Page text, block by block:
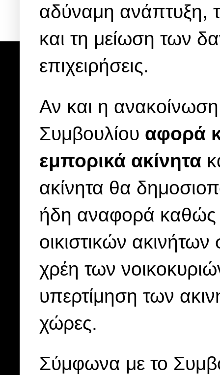
αδύναμη ανάπτυξη,
και τη μείωση των
επιχειρήσεις.
Αν και η
Συμβουλίου αφορά
εμπορικά ακίνητα
ακίνητα θα
ήδη αναφορά καθώς
οικιστικών
χρέη των
υπερτίμηση των
χώρες.
Σύμφωνα με το